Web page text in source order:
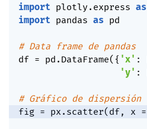
import plotly. express as
import pandas as pd
# Data frame de pandas
df = pd . DataFrame( { 'x' :
'y' :
# Gráfico de dispersión
fig = px . scatter( df, x =